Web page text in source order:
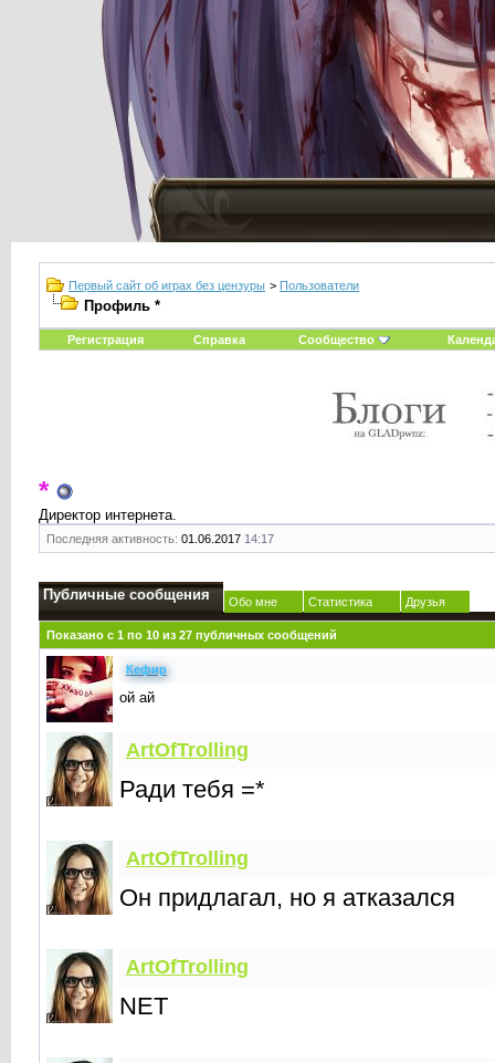
Первый сайт об играх без цензуры > Пользователи
Профиль *
Регистрация Справка Сообщество
*
Директор интернета.
Последняя активность: 01.06.2017 14:17
Публичные сообщения Обо мне Статистика Друзья
Показано с 1 по 10из 27публичных сообщений
Кефир
ой ай
ArtOfTrolling
Ради тебя =*
ArtOfTrolling
Он придлагал, но я атказался
ArtOfTrolling
NET